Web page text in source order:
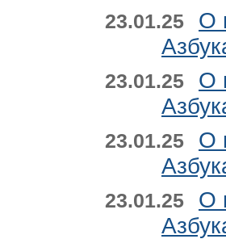
23.01.25
О
23.01.25
О
23.01.25
О
23.01.25
О